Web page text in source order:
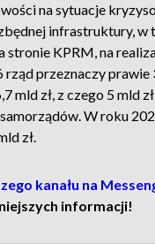
na sytuacje
infrastruktury, w
stronie KPRM, na
przeznaczy prawie
mld zł, z czego 5 mld
W roku
zł.
kanału na
informacji!